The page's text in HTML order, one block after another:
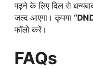
पढ़ने के लिए दिल से
जल्द आएगा। कृपया
फॉलो करें।
FAQs